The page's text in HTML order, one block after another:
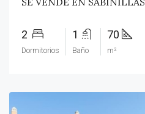
2
Dormitorios
1
Baño
70
m²